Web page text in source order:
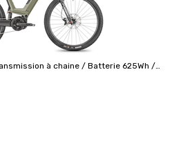
à chaine / Batterie 625Wh /